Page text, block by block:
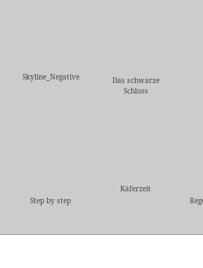
Skyline_Negative
Das schwarze
Schloss
Step by step
Käferzeit